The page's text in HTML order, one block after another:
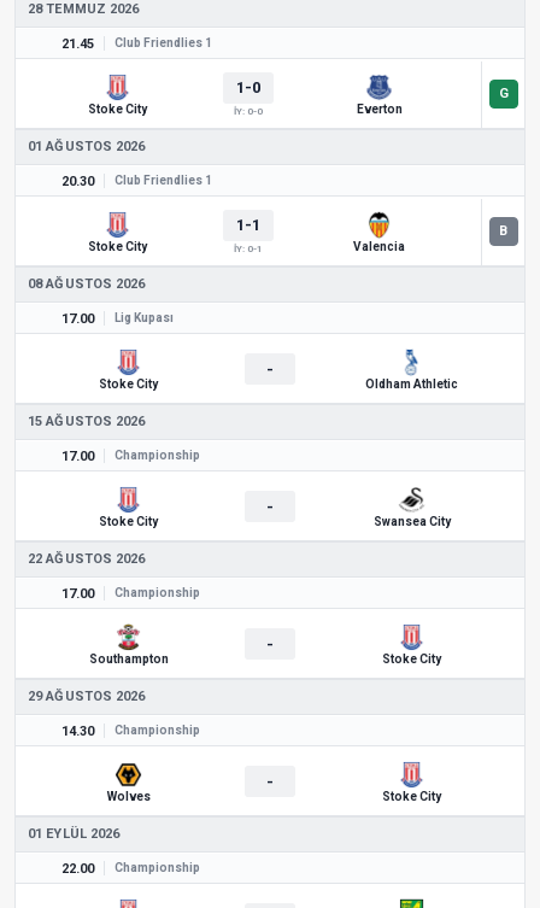
28 TEMMUZ 2026
21.45 Club Friendlies 1
Stoke City
1-0
İY: 0-0 Everton
01 AĞUSTOS 2026
20.30 Club Friendlies 1
Stoke City
1-1
İY: 0-1 Valencia
08 AĞUSTOS 2026
17.00 Lig Kupası
Stoke City
-
Oldham Athletic
15 AĞUSTOS 2026
17.00 Championship
Stoke City
-
Swansea City
22 AĞUSTOS 2026
17.00 Championship
Southampton
-
Stoke City
29 AĞUSTOS 2026
14.30 Championship
Wolves
-
Stoke City
01 EYLÜL 2026
22.00 Championship